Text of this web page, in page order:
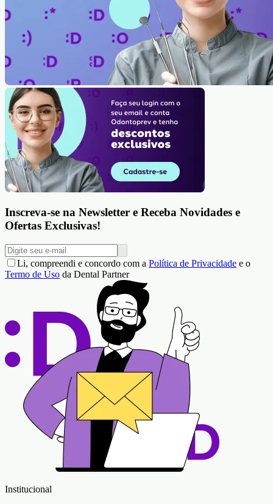
Inscreva-se na Newsletter e Receba Novidades e
Ofertas Exclusivas!
Li, compreendi e concordo com a Política de Privacidade e o
Termo de Uso da Dental Partner
Institucional